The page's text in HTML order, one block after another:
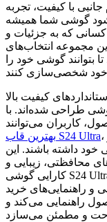
جانبی با کیفیت، تجربه
گوشی شما همیشه
که به جزئیات و
مجموعه انتخاب‌های
بتوانند گوشی خود را
کیفیت بالا
طراحی شده‌اند. با
کاربران می‌توانند
بهترین قاب S24 Ultra، گلس، شارژر و محافظ لنز را انتخاب کنند و
داشته باشند. این
محافظتی، زیبایی و
کارایی گوشی S24 Ultra را در یک مکان پیدا کنید و از خرید آسان و
و راهنمایی‌های خرید
راهنمایی می‌کند و